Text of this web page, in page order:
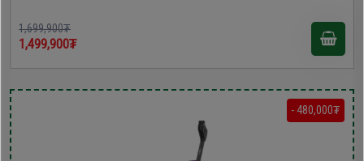
1,699,900₮
1,499,900₮
- 480,000₮